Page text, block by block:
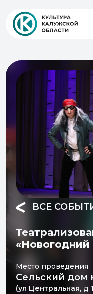
ВСЕ
«Новогодний
Место проведения
Сельский дом
(ул Центральная, д